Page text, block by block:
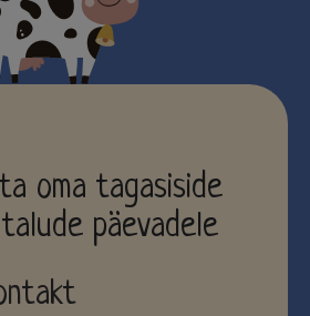
oma tagasiside
päevadele